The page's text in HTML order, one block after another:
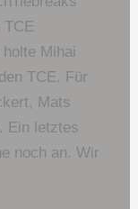
TCE
Mihai
TCE. Für
Mats
Ein letztes
noch an. Wir